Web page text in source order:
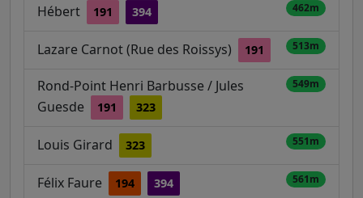
Hébert 191 394 462m
Lazare Carnot (Rue des Roissys) 191 513m
Rond-Point Henri Barbusse / Jules
Guesde
191 323
549m
Louis Girard 323 551m
Félix Faure 194 394 561m